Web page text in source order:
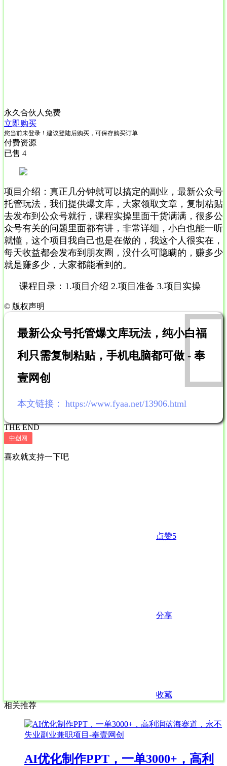
永久合伙人 免费
立即购买
您当前未登录！建议登陆后购买，可保存购买订单
付费资源
已售 4
项目介绍：真正几分钟就可以搞定的副业，最新公众号
托管玩法，我们提供爆文库，大家领取文章，复制粘贴
去发布到公众号就行，课程实操里面干货满满，很多公
众号有关的问题里面都有讲，非常详细，小白也能一听
就懂，这个项目我自己也是在做的，我这个人很实在，
每天收益都会发布到朋友圈，没什么可隐瞒的，赚多少
就是赚多少，大家都能看到的。
课程目录：1.项目介绍 2.项目准备 3.项目实操
© 版权声明
最新公众号托管爆文库玩法，纯小白福
利只需复制粘贴，手机电脑都可做 - 奉
壹网创
本文链接： https://www.fyaa.net/13906.html
THE END
中创网
喜欢就支持一下吧
点赞5
分享
收藏
相关推荐
AI优化制作PPT，一单3000+，高利